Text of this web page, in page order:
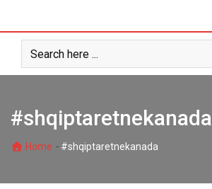
content
#shqiptaretnekanada
Home - #shqiptaretnekanada